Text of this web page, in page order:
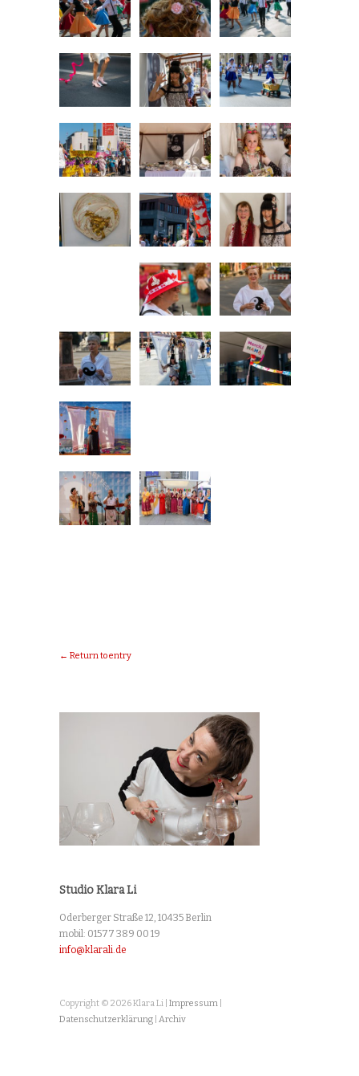
← Return to entry
Studio Klara Li
Oderberger Straße 12, 10435 Berlin
mobil: 01577 389 00 19
info@klarali.de
Copyright © 2026 Klara Li | Impressum
Datenschutzerklärung Archiv